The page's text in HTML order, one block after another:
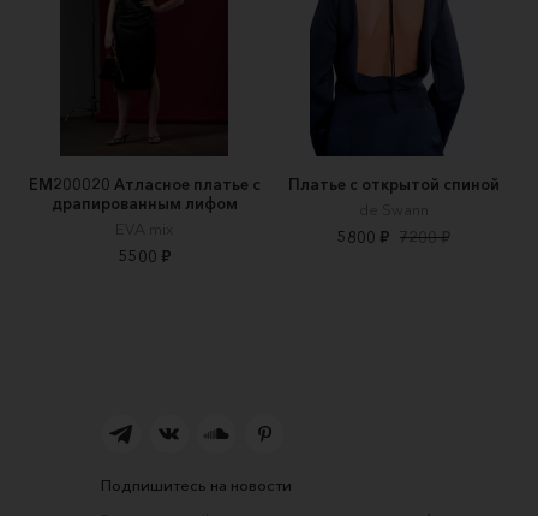
EM200020 Атласное платье с
драпированным лифом
EVA mix
5500 ₽
Платье с открытой спиной
de Swann
5800 ₽ 7200 ₽
Подпишитесь на новости